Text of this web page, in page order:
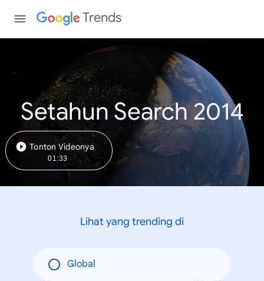
Trends
Setahun Search 2014
Tonton Videonya
01:33
Lihat yang trending di
Global